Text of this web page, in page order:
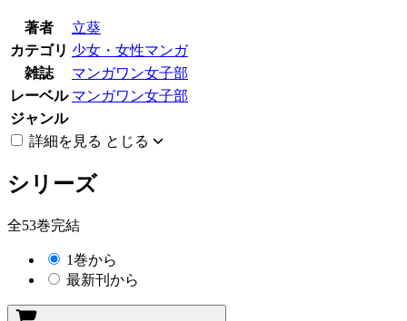
著者
立葵
カテゴリ 少女・女性マンガ
雑誌
マンガワン女子部
レーベル マンガワン女子部
ジャンル
詳細を見る とじる
シリーズ
全53巻完結
1巻から
最新刊から